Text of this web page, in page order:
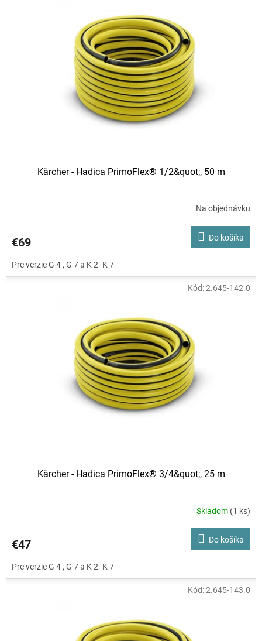
Kärcher - Hadica PrimoFlex® 1/2&quot;, 50 m
Na objednávku
€69 Do košíka
Pre verzie G 4 , G 7 a K 2 -K 7
Kärcher - Hadica PrimoFlex® 3/4&quot;, 25 m
Skladom (1 ks)
€47 Do košíka
Pre verzie G 4 , G 7 a K 2 -K 7
Kód:2.645-142.0
Kód:2.645-143.0